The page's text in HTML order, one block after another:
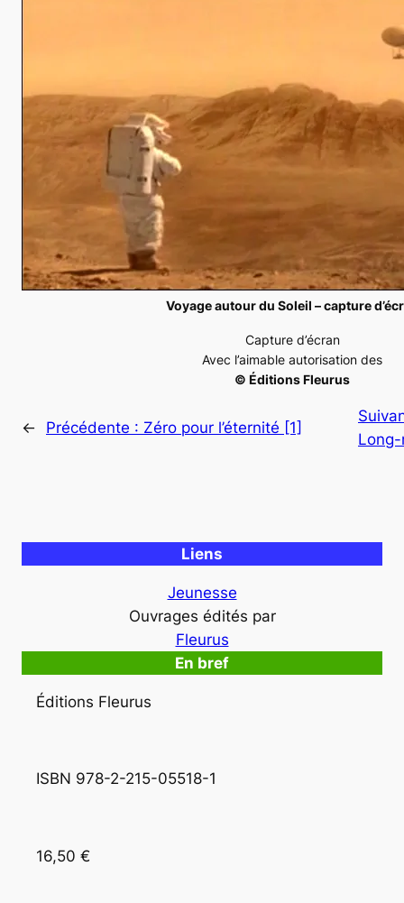
Voyage autour du Soleil – capture
Capture d’écran
Avec l’aimable autorisation des
© Éditions Fleurus
← Précédente : Zéro pour l’éternité [1]
Liens
Jeunesse
Ouvrages édités par
Fleurus
En bref
Éditions Fleurus
ISBN 978-2-215-05518-1
16,50 €